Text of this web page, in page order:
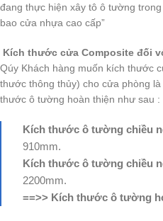
đang thực hiện xây tô ô tường
bao cửa nhựa cao cấp”
Kích thước cửa Composite đối
Qúy Khách hàng muốn kích thước
thước thông thủy) cho cửa phòng
thước ô tường hoàn thiện như sau :
Kích thước ô tường chiều
910mm.
Kích thước ô tường chiều
2200mm.
==>> Kích thước ô tường